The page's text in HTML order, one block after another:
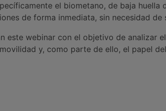
el biometano, de baja huella
de forma inmediata, sin necesidad
este webinar con el objetivo de analizar
y, como parte de ello, el papel